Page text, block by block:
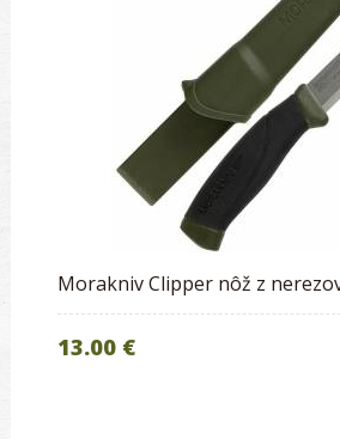
Morakniv Clipper nôž z
13.00 €